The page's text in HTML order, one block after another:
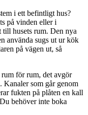
i ett befintligt hus?
på vinden eller i
husets rum. Den nya
använda sugs ut ur kök
på vägen ut, så
för rum, det avgör
Kanaler som går genom
fukten på plåten en kall
behöver inte boka